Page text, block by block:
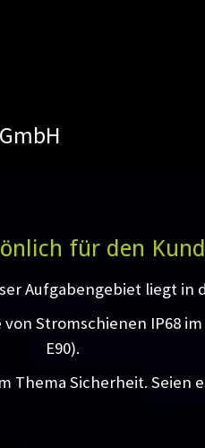
für den
Aufgabengebiet liegt
Stromschienen IP68
E90).
Sicherheit. Seien